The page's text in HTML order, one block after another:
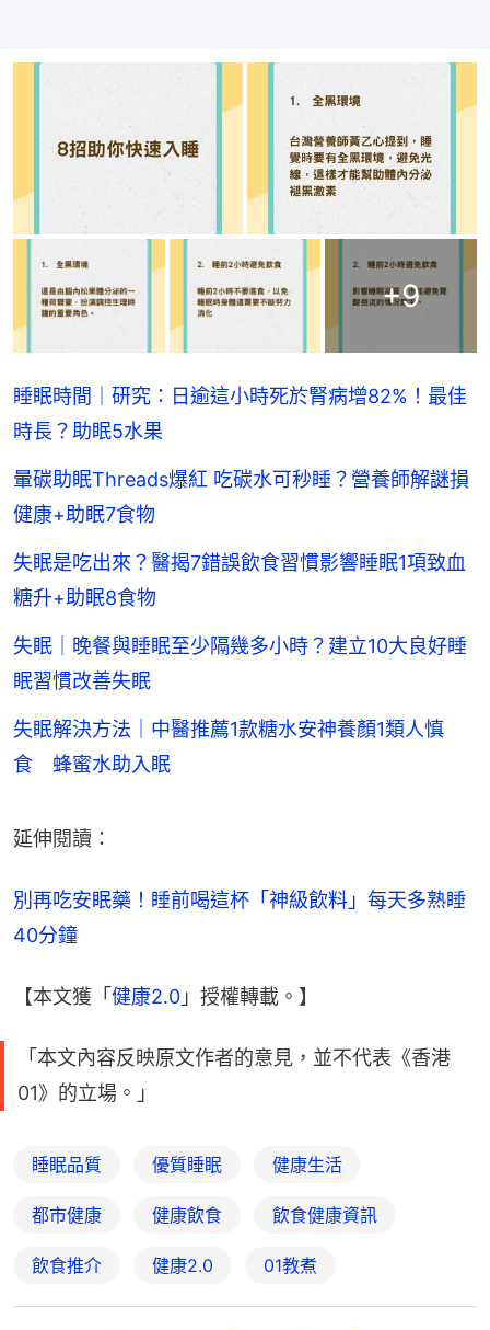
+9
睡眠時間｜研究：日逾這小時死於腎病增82%！最佳
時長？助眠5水果
暈碳助眠Threads爆紅 吃碳水可秒睡？營養師解謎損
健康+助眠7食物
失眠是吃出來？醫揭7錯誤飲食習慣影響睡眠1項致血
糖升+助眠8食物
失眠｜晚餐與睡眠至少隔幾多小時？建立10大良好睡
眠習慣改善失眠
失眠解決方法｜中醫推薦1款糖水安神養顏1類人慎
食 蜂蜜水助入眠
延伸閱讀：
別再吃安眠藥！睡前喝這杯「神級飲料」每天多熟睡
40分鐘
【本文獲「 健康2.0 」授權轉載。】
「本文內容反映原文作者的意見，並不代表《香港
01》的立場。」
睡眠品質 優質睡眠 健康生活
都市健康 健康飲食 飲食健康資訊
飲食推介 健康2.0 01教煮